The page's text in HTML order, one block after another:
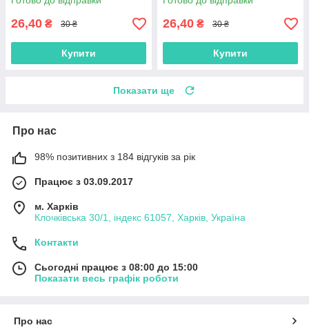
26,40 ₴ 30 ₴
Купити
26,40 ₴ 30 ₴
Купити
Показати ще
Про нас
98% позитивних з 184 відгуків за рік
Працює з 03.09.2017
м. Харків
Клочківська 30/1, індекс 61057, Харків, Україна
Контакти
Сьогодні працює з 08:00 до 15:00
Показати весь графік роботи
Про нас